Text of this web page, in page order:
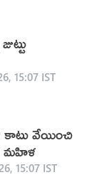
15:07 IST
వేయించి
మహిళ
15:07 IST